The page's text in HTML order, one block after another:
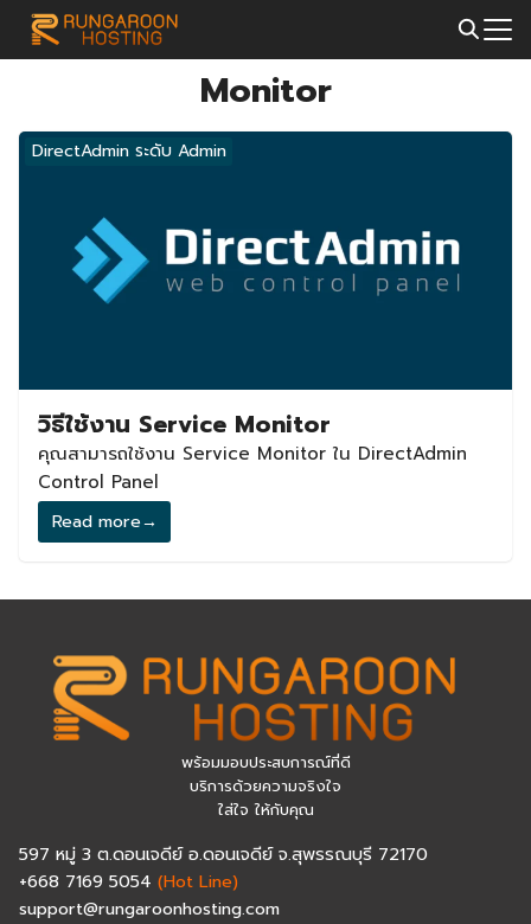
Skip
Monitor
DirectAdmin ระดับ Admin
วิธีใช้งาน Service Monitor
คุณสามารถใช้งาน Service Monitor ใน DirectAdmin
Control Panel
Read more→
พร้อมมอบประสบการณ์ที่ดี
บริการด้วยความจริงใจ
ใส่ใจ ให้กับคุณ
597 หมู่ 3 ต.ดอนเจดีย์ อ.ดอนเจดีย์ จ.สุพรรณบุรี 72170
+668 7169 5054 (Hot Line)
support@rungaroonhosting.com